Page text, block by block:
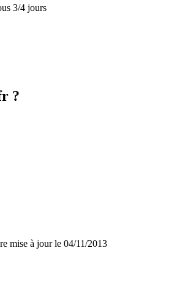
3/4 jours
?
mise à jour le 04/11/2013